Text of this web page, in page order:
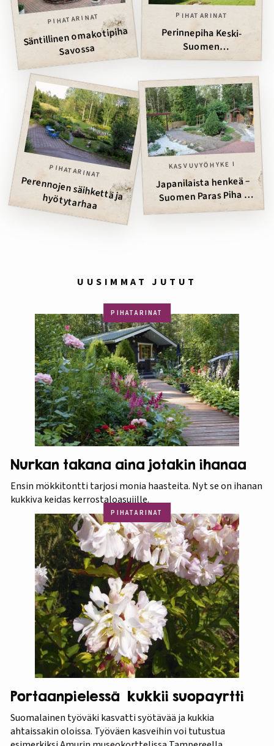
PIHATARINAT
Säntillinen omakotipiha
Savossa
PIHATARINAT
Perinnepiha Keski-
Suomen
maalaismiljöössä
PIHATARINAT
Perennojen säihkettä ja hyötytarhaa
KASVUVYÖHYKE I
Japanilaista henkeä –
Suomen Paras Piha -
finalisti 2015
UUSIMMAT JUTUT
PIHATARINAT
Nurkan takana aina jotakin ihanaa
Ensin mökkitontti tarjosi monia haasteita. Nyt se on ihanan
kukkiva keidas kerrostaloasujille.
PIHATARINAT
Portaanpielessä kukkii suopayrtti
Suomalainen työväki kasvatti syötävää ja kukkia
ahtaissakin oloissa. Työväen kasveihin voi tutustua